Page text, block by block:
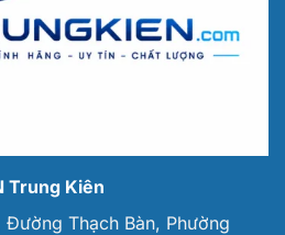
Trung Kiên
Thạch Bàn, Phường